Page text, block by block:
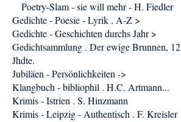
Poetry-Slam - sie will mehr - H. Fiedler
Gedichte - Poesie - Lyrik . A-Z >
Gedichte - Geschichten durchs Jahr >
Gedichtsammlung . Der ewige Brunnen, 12
Jhdte.
Jubiläen - Persönlichkeiten ->
Klangbuch - bibliophil . H.C. Artmann...
Krimis - Istrien . S. Hinzmann
Krimis - Leipzig - Authentisch . F. Kreisler